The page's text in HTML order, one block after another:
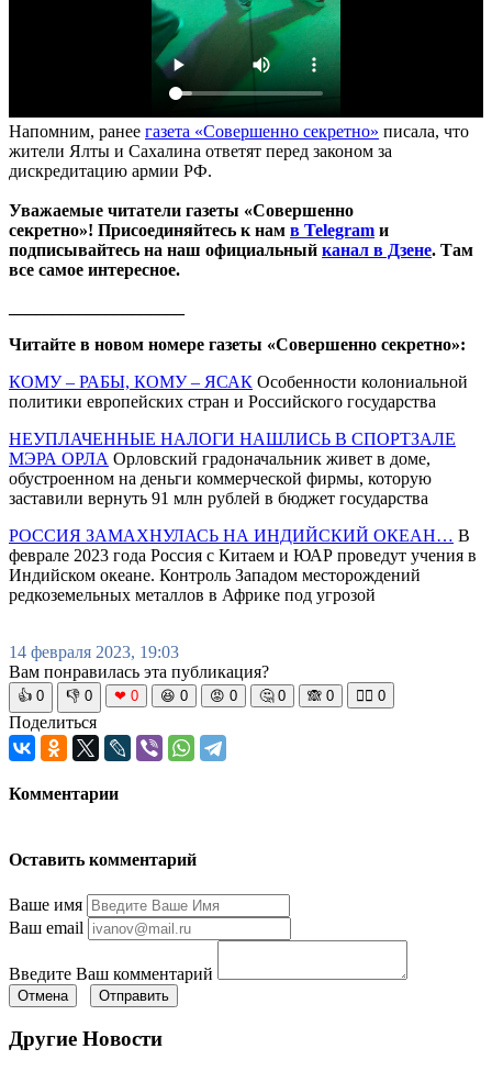
Напомним, ранее газета «Совершенно секретно» писала, что
жители Ялты и Сахалина ответят перед законом за
дискредитацию армии РФ.
Уважаемые читатели газеты «Совершенно
секретно»! Присоединяйтесь к нам в Telegram и
подписывайтесь на наш официальный канал в Дзене. Там
все самое интересное.
Читайте в новом номере газеты «Совершенно секретно»:
КОМУ – РАБЫ, КОМУ – ЯСАК Особенности колониальной
политики европейских стран и Российского государства
НЕУПЛАЧЕННЫЕ НАЛОГИ НАШЛИСЬ В СПОРТЗАЛЕ
МЭРА ОРЛА Орловский градоначальник живет в доме,
обустроенном на деньги коммерческой фирмы, которую
заставили вернуть 91 млн рублей в бюджет государства
РОССИЯ ЗАМАХНУЛАСЬ НА ИНДИЙСКИЙ ОКЕАН… В
феврале 2023 года Россия с Китаем и ЮАР проведут учения в
Индийском океане. Контроль Западом месторождений
редкоземельных металлов в Африке под угрозой
14 февраля 2023, 19:03
Вам понравилась эта публикация?
👍 0 👎 0 ❤ 0 😆 0 😡 0 🤔 0 🙈 0 🧘‍♀️ 0
Поделиться
Комментарии
Оставить комментарий
Ваше имя
Ваш email
Введите Ваш комментарий
Отмена Отправить
Другие Новости